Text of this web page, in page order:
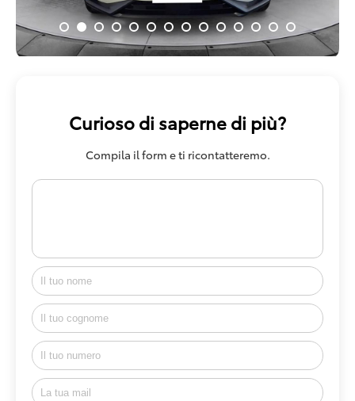
Curioso di saperne di più?
Compila il form e ti ricontatteremo.